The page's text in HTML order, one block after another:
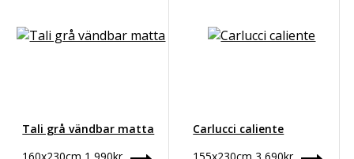
Tali grå vändbar matta
Carlucci caliente